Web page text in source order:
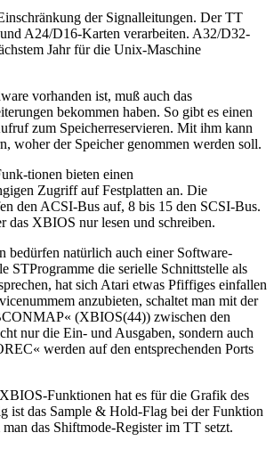
der Signalleitungen. Der TT
A24/D16-Karten verarbeiten. A32/D32-
Jahr für die Unix-Maschine
vorhanden ist, muß auch das
bekommen haben. So gibt es einen
zum Speicherreservieren. Mit ihm kann
woher der Speicher genommen werden soll.
tionen bieten einen
Zugriff auf Festplatten an. Die
den ACSI-Bus auf, 8 bis 15 den SCSI-Bus.
das XBIOS nur lesen und schreiben.
bedürfen natürlich auch einer Software-
STProgramme die serielle Schnittstelle als
hat sich Atari etwas Pfiffiges einfallen
anzubieten, schaltet man mit der
(XBIOS(44)) zwischen den
nur die Ein- und Ausgaben, sondern auch
werden auf den entsprechenden Ports
Funktionen hat es für die Grafik des
ist das Sample & Hold-Flag bei der Funktion
das Shiftmode-Register im TT setzt.